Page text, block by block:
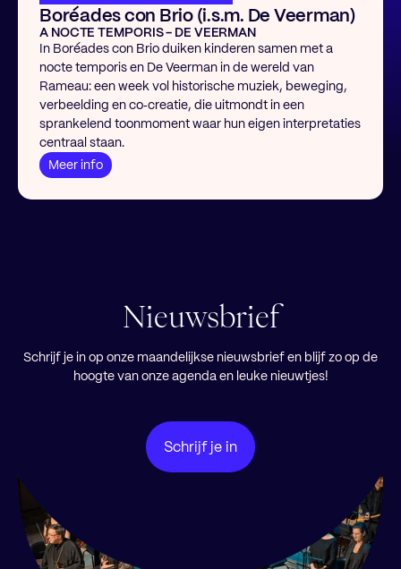
Boréades con Brio (i.s.m. De Veerman)
A NOCTE TEMPORIS - DE VEERMAN
In Boréades con Brio duiken kinderen samen met a
nocte temporis en De Veerman in de wereld van
Rameau: een week vol historische muziek, beweging,
verbeelding en co‑creatie, die uitmondt in een
sprankelend toonmoment waar hun eigen interpretaties
centraal staan.
Meer info
Nieuwsbrief
Schrijf je in op onze maandelijkse nieuwsbrief en blijf zo op de
hoogte van onze agenda en leuke nieuwtjes!
Schrijf je in